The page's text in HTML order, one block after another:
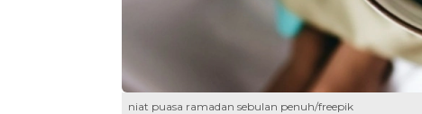
niat puasa ramadan sebulan penuh/freepik